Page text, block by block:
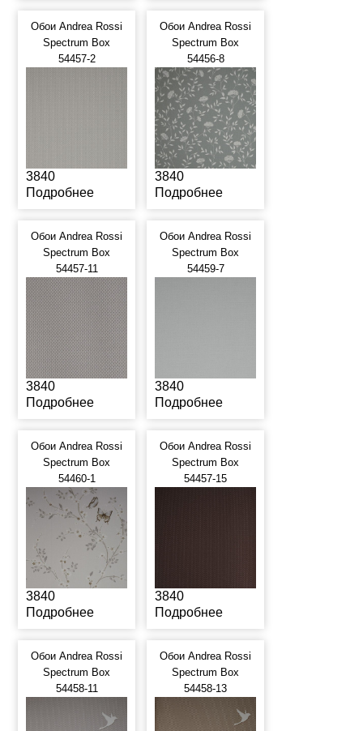
Обои Andrea Rossi
Spectrum Box
54457-2
3840
Подробнее
Обои Andrea Rossi
Spectrum Box
54456-8
3840
Подробнее
Обои Andrea Rossi
Spectrum Box
54457-11
3840
Подробнее
Обои Andrea Rossi
Spectrum Box
54459-7
3840
Подробнее
Обои Andrea Rossi
Spectrum Box
54460-1
3840
Подробнее
Обои Andrea Rossi
Spectrum Box
54457-15
3840
Подробнее
Обои Andrea Rossi
Spectrum Box
54458-11
Обои Andrea Rossi
Spectrum Box
54458-13